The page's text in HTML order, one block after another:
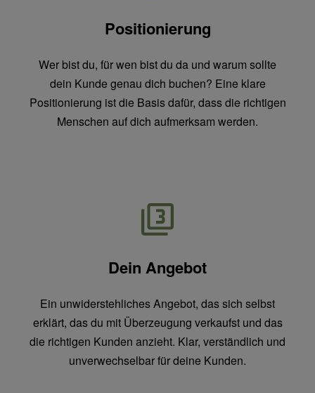
Positionierung
Wer bist du, für wen bist du da und warum sollte
dein Kunde genau dich buchen? Eine klare
Positionierung ist die Basis dafür, dass die richtigen
Menschen auf dich aufmerksam werden.
Dein Angebot
Ein unwiderstehliches Angebot, das sich selbst
erklärt, das du mit Überzeugung verkaufst und das
die richtigen Kunden anzieht. Klar, verständlich und
unverwechselbar für deine Kunden.